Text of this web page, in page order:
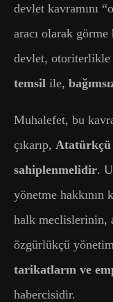
devlet kavramını
aracı olarak görme
devlet, otoriterlikle
temsil ile,
Muhalefet, bu
çıkarıp, Atatürkçü
sahiplenmelidir.
yönetme
halk meclislerinin,
özgürlükçü
tarikatların ve
habercisidir.